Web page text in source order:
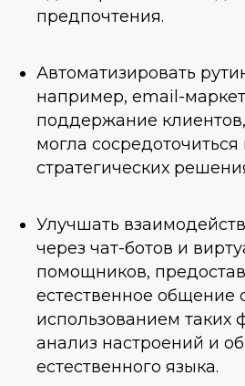
предпочтения.
Автоматизировать
например, email-
поддержание
могла сосредоточиться
стратегических
Улучшать
через чат-ботов и
помощников,
естественное общение
использованием таких
анализ настроений и
естественного языка.